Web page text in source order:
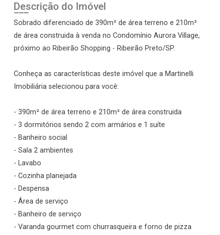
Descrição do Imóvel
Sobrado diferenciado de 390m² de área terreno e 210m²
de área construida à venda no Condomínio Aurora Village,
próximo ao Ribeirão Shopping - Ribeirão Preto/SP.
Conheça as características deste imóvel que a Martinelli
Imobiliária selecionou para você:
- 390m² de área terreno e 210m² de área construida
- 3 dormitórios sendo 2 com armários e 1 suíte
- Banheiro social
- Sala 2 ambientes
- Lavabo
- Cozinha planejada
- Despensa
- Área de serviço
- Banheiro de serviço
- Varanda gourmet com churrasqueira e forno de pizza